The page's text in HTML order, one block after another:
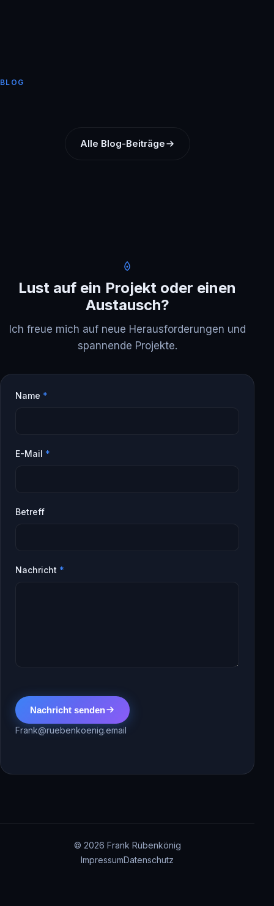
BLOG
Alle Blog-Beiträge
Lust auf ein Projekt oder einen
Austausch?
Ich freue mich auf neue Herausforderungen und
spannende Projekte.
Name *
E-Mail *
Betreff
Nachricht *
Nachricht senden
Frank@ruebenkoenig.email
© 2026 Frank Rübenkönig
ImpressumDatenschutz